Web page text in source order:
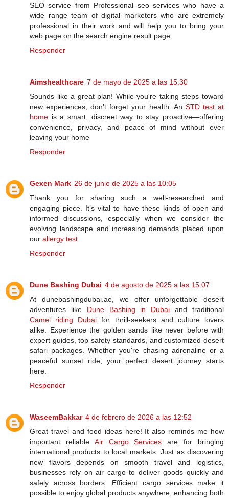
SEO service from Professional seo services who have a
wide range team of digital marketers who are extremely
professional in their work and will help you to bring your
web page on the search engine result page.
Responder
Aimshealthcare 7 de mayo de 2025 a las 15:30
Sounds like a great plan! While you're taking steps toward
new experiences, don’t forget your health. An STD test at
home is a smart, discreet way to stay proactive—offering
convenience, privacy, and peace of mind without ever
leaving your home
Responder
Gexen Mark 26 de junio de 2025 a las 10:05
Thank you for sharing such a well-researched and
engaging piece. It’s vital to have these kinds of open and
informed discussions, especially when we consider the
evolving landscape and increasing demands placed upon
our allergy test
Responder
Dune Bashing Dubai 4 de agosto de 2025 a las 15:07
At dunebashingdubai.ae, we offer unforgettable desert
adventures like Dune Bashing in Dubai and traditional
Camel riding Dubai for thrill-seekers and culture lovers
alike. Experience the golden sands like never before with
expert guides, top safety standards, and customized desert
safari packages. Whether you're chasing adrenaline or a
peaceful sunset ride, your perfect desert journey starts
here.
Responder
WaseemBakkar 4 de febrero de 2026 a las 12:52
Great travel and food ideas here! It also reminds me how
important reliable Air Cargo Services are for bringing
international products to local markets. Just as discovering
new flavors depends on smooth travel and logistics,
businesses rely on air cargo to deliver goods quickly and
safely across borders. Efficient cargo services make it
possible to enjoy global products anywhere, enhancing both